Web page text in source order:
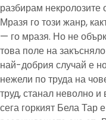
разбирам некролозите
Мразя го този жанр,
— го мразя. Но не
това поле на
най-добрия случай е
нежели по труда на
труд, станал неволно
сега горкият Бела Тар